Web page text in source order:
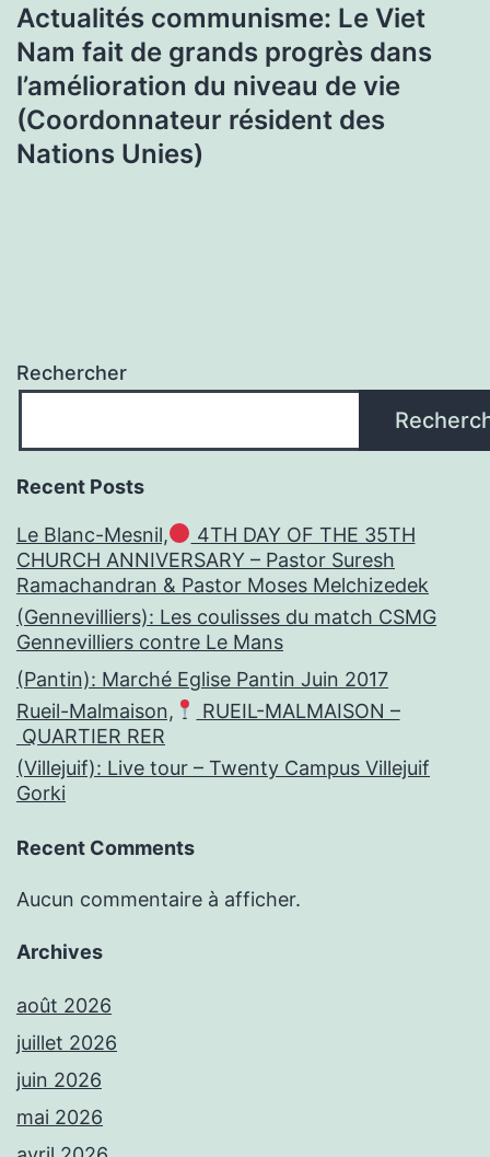
Actualités communisme: Le Viet
Nam fait de grands progrès dans
l’amélioration du niveau de vie
(Coordonnateur résident des
Nations Unies)
Rechercher
Recent Posts
Le Blanc-Mesnil,
4TH DAY OF THE 35TH
CHURCH ANNIVERSARY – Pastor Suresh
Ramachandran & Pastor Moses Melchizedek
(Gennevilliers): Les coulisses du match CSMG
Gennevilliers contre Le Mans
(Pantin): Marché Eglise Pantin Juin 2017
Rueil-Malmaison,
RUEIL-MALMAISON –
QUARTIER RER
(Villejuif): Live tour – Twenty Campus Villejuif
Gorki
Recent Comments
Aucun commentaire à afficher.
Archives
août 2026
juillet 2026
juin 2026
mai 2026